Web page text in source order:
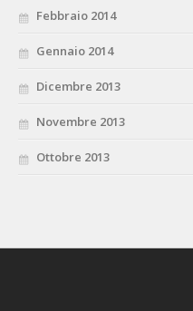
Febbraio 2014
Gennaio 2014
Dicembre 2013
Novembre 2013
Ottobre 2013